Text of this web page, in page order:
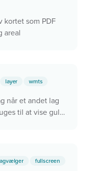
kortet som PDF
areal
layer wmts
når et andet lag
til at vise gule
fullscreen